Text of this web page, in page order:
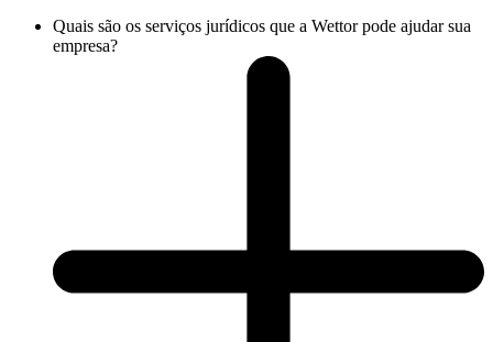
Quais são os serviços jurídicos que a Wettor pode ajudar sua
empresa?